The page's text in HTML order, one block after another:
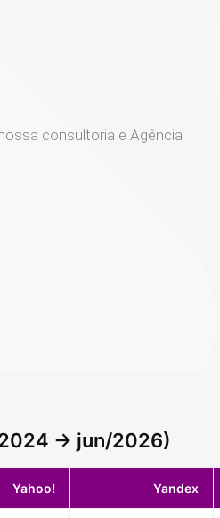
consultoria e Agência
→ jun/2026)
Yahoo! Yandex